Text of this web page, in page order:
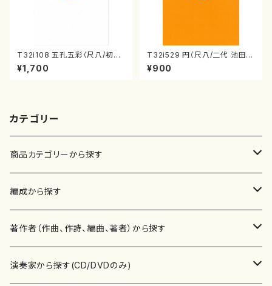
T32i108 五孔五彩（尺八/初代
石垣征山/尺八/都山式譜）都山
流公刊楽譜曲番:557
¥1,700
T32i529 円（尺八/二代 池田静
山/楽譜）都山流公刊楽譜曲番:2
238
¥900
カテゴリー
商品カテゴリーから探す
楽譜
書籍
書籍
CD・DVD
編成から探す
邦楽器
箏・琴（ソロ）
合唱
著作者（作曲、作詩、編曲、著者）から探す
あ行
演奏家から探す(CD/DVDのみ)